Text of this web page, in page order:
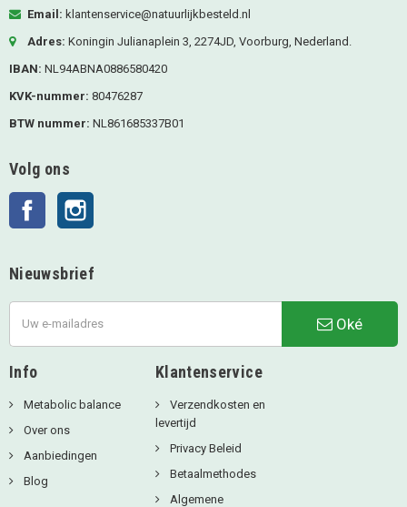
Email: klantenservice@natuurlijkbesteld.nl
Adres: Koningin Julianaplein 3, 2274JD, Voorburg, Nederland.
IBAN: NL94ABNA0886580420
KVK-nummer: 80476287
BTW nummer: NL861685337B01
Volg ons
Facebook
Nieuwsbrief
Oké
Info
Metabolic balance
Over ons
Aanbiedingen
Blog
Klantenservice
Verzendkosten en
levertijd
Privacy Beleid
Betaalmethodes
Algemene